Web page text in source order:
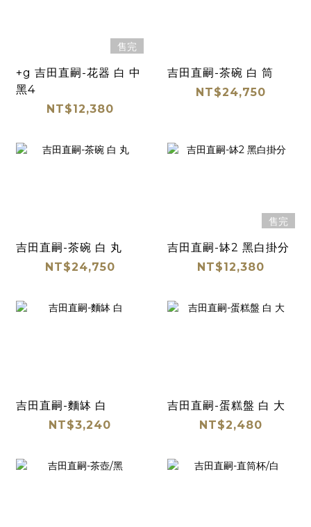
售完
+g 吉田直嗣-花器 白 中
黑4
NT$12,380
吉田直嗣-茶碗 白 筒
NT$24,750
吉田直嗣-茶碗 白 丸
NT$24,750
售完
吉田直嗣-缽2 黑白掛分
NT$12,380
吉田直嗣-麵缽 白
NT$3,240
吉田直嗣-蛋糕盤 白 大
NT$2,480